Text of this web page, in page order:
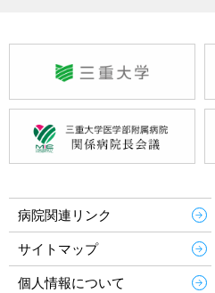
病院関連リンク
サイトマップ
個人情報について